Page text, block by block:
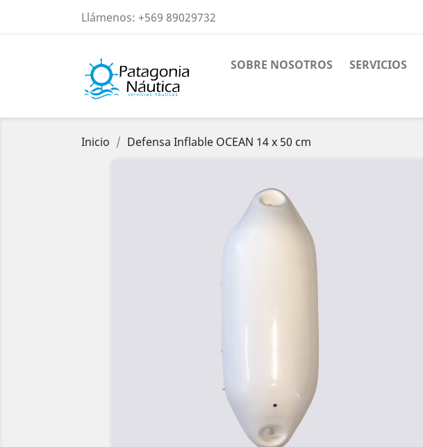
Llámenos: +569 89029732
SOBRE NOSOTROS SERVICIOS
Inicio Defensa Inflable OCEAN 14 x 50 cm